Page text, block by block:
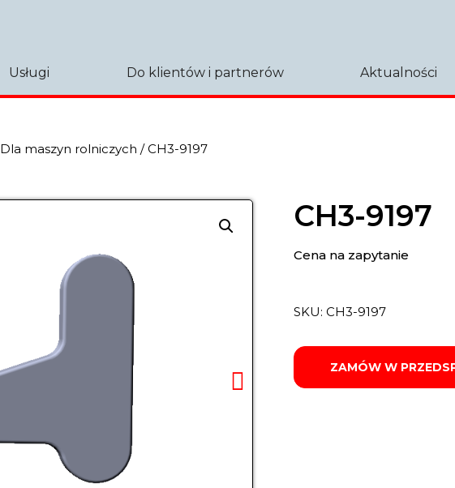
Usługi Do klientów i partnerów Aktualności
Dla maszyn rolniczych / CH3-9197
CH3-9197
Cena na zapytanie
SKU: СН3-9197
ZAMÓW W